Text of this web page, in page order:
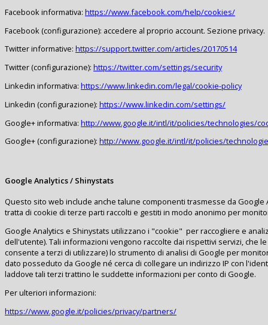
Facebook informativa: https://www.facebook.com/help/cookies/
Facebook (configurazione): accedere al proprio account. Sezione privacy.
Twitter informative: https://support.twitter.com/articles/20170514
Twitter (configurazione): https://twitter.com/settings/security
Linkedin informativa: https://www.linkedin.com/legal/cookie-policy
Linkedin (configurazione): https://www.linkedin.com/settings/
Google+ informativa: http://www.google.it/intl/it/policies/technologies/
Google+ (configurazione): http://www.google.it/intl/it/policies/
Google Analytics / Shinystats
Questo sito web include anche talune componenti trasmesse da
tratta di cookie di terze parti raccolti e gestiti in modo anonimo per
Google Analytics e Shinystats utilizzano i "cookie" per raccogliere e
dell'utente). Tali informazioni vengono raccolte dai rispettivi servizi, che
consente a terzi di utilizzare) lo strumento di analisi di Google per
dato posseduto da Google né cerca di collegare un indirizzo IP con
laddove tali terzi trattino le suddette informazioni per conto di Google.
Per ulteriori informazioni:
https://www.google.it/policies/privacy/partners/